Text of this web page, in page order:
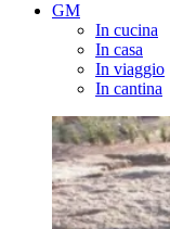
GM
In cucina
In casa
In viaggio
In cantina